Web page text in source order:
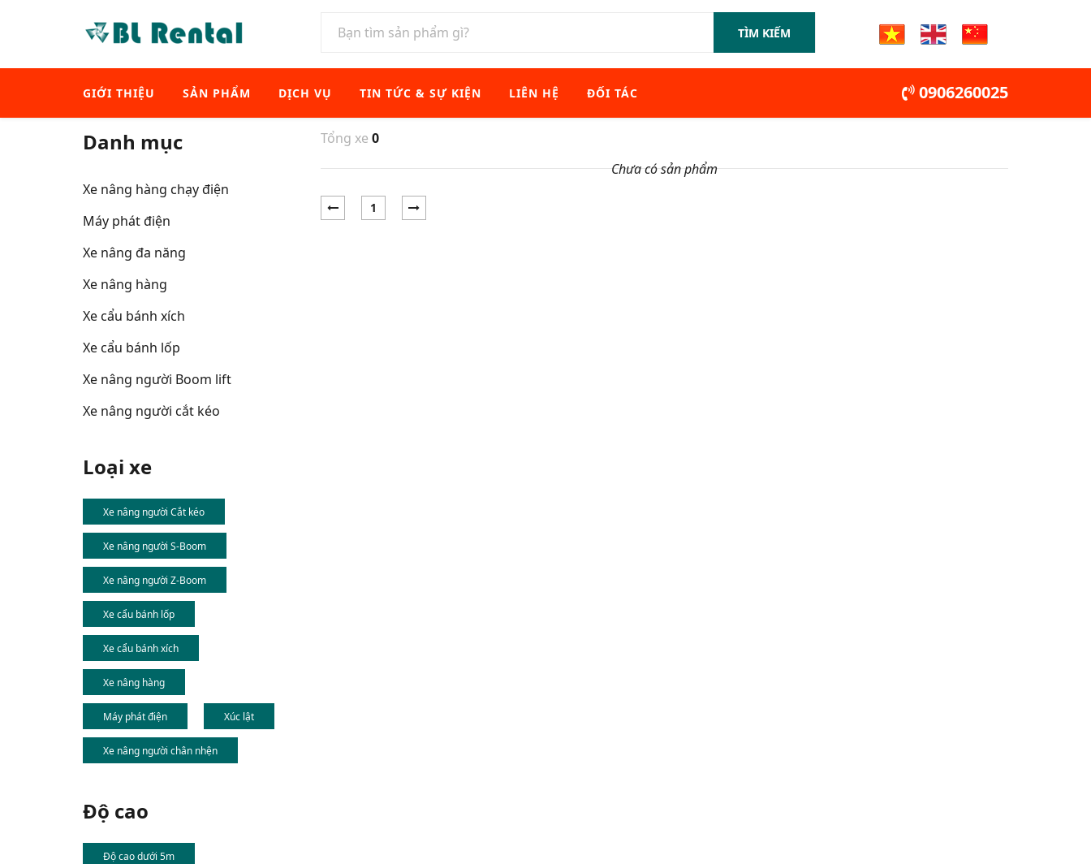
TÌM KIẾM
GIỚI THIỆU SẢN PHẨM DỊCH VỤ TIN TỨC & SỰ KIỆN LIÊN HỆ ĐỐI TÁC 0906260025
Danh mục
Xe nâng hàng chạy điện
Máy phát điện
Xe nâng đa năng
Xe nâng hàng
Xe cẩu bánh xích
Xe cẩu bánh lốp
Xe nâng người Boom lift
Xe nâng người cắt kéo
Loại xe
Xe nâng người Cắt kéo
Xe nâng người S-Boom
Xe nâng người Z-Boom
Xe cẩu bánh lốp
Xe cẩu bánh xích
Xe nâng hàng
Máy phát điện Xúc lật
Xe nâng người chân nhện
Độ cao
Độ cao dưới 5m
Tổng xe 0
Chưa có sản phẩm
1